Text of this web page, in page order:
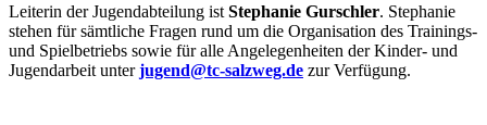
Leiterin der Jugendabteilung ist Stephanie Gurschler. Stephanie
stehen für sämtliche Fragen rund um die Organisation des Trainings-
und Spielbetriebs sowie für alle Angelegenheiten der Kinder- und
Jugendarbeit unterjugend@tc-salzweg.de zur Verfügung.